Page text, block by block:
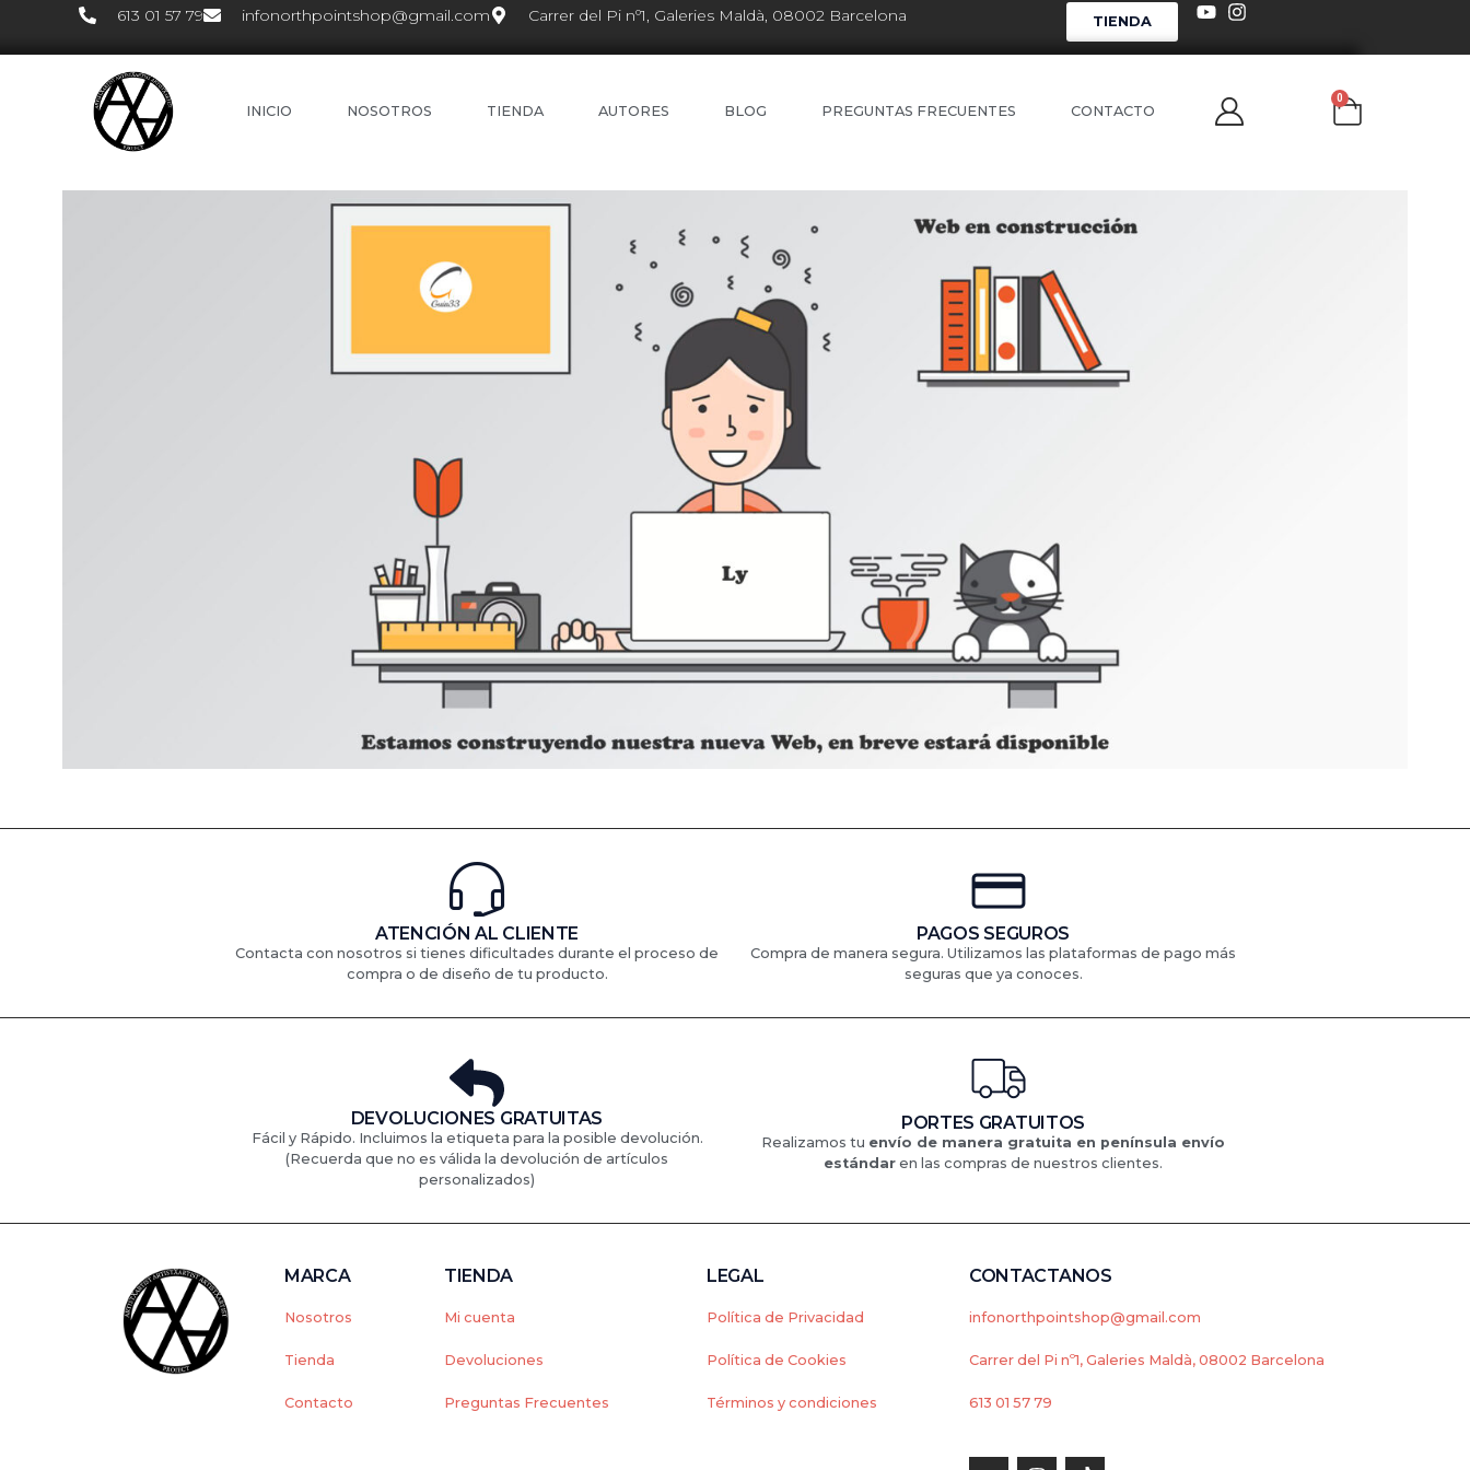
613 01 57 79 infonorthpointshop@gmail.com Carrer del Pi nº1, Galeries Maldà, 08002 Barcelona TIENDA
INICIO NOSOTROS TIENDA AUTORES BLOG PREGUNTAS FRECUENTES CONTACTO
0
ATENCIÓN AL CLIENTE
Contacta con nosotros si tienes dificultades durante el proceso de
compra o de diseño de tu producto.
PAGOS SEGUROS
Compra de manera segura. Utilizamos las plataformas de pago más
seguras que ya conoces.
DEVOLUCIONES GRATUITAS
Fácil y Rápido. Incluimos la etiqueta para la posible devolución.
(Recuerda que no es válida la devolución de artículos
personalizados)
PORTES GRATUITOS
Realizamos tu envío de manera gratuita en península envío
estándar en las compras de nuestros clientes.
MARCA
Nosotros
Tienda
Contacto
TIENDA
Mi cuenta
Devoluciones
Preguntas Frecuentes
LEGAL
Política de Privacidad
Política de Cookies
Términos y condiciones
CONTACTANOS
infonorthpointshop@gmail.com
Carrer del Pi nº1, Galeries Maldà, 08002 Barcelona
613 01 57 79